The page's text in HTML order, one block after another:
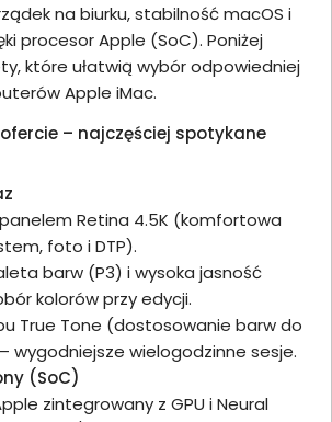
na biurku, stabilność macOS i
procesor Apple (SoC). Poniżej
które ułatwią wybór odpowiedniej
Apple iMac.
– najczęściej spotykane
panelem Retina 4.5K (komfortowa
foto i DTP).
barw (P3) i wysoka jasność
kolorów przy edycji.
True Tone (dostosowanie barw do
wygodniejsze wielogodzinne sesje.
(SoC)
zintegrowany z GPU i Neural